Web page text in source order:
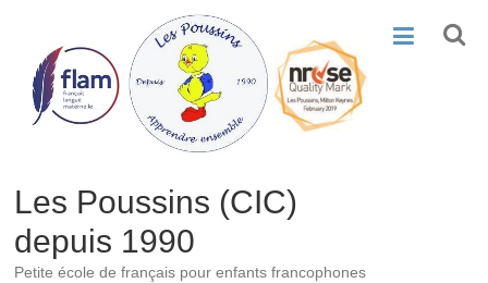
content
Les Poussins (CIC)
depuis 1990
Petite école de français pour enfants francophones